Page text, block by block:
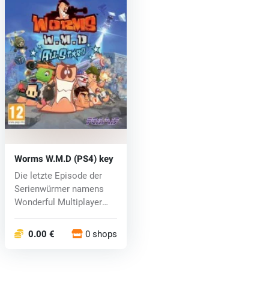
Worms W.M.D (PS4) key
Die letzte Episode der
Serienwürmer namens
Wonderful Multiplayer
0.00 € 0 shops